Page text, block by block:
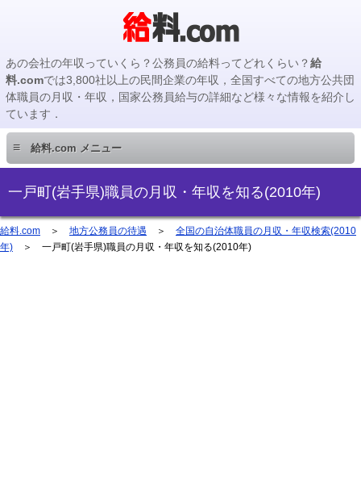
あの会社の年収っていくら？公務員の給料ってどれくらい？給
料.comでは3,800社以上の民間企業の年収，全国すべての地方公共団
体職員の月収・年収，国家公務員給与の詳細など様々な情報を紹介し
ています．
≡ 給料.com メニュー
民間企業編
国家公務員編
一戸町(岩手県)職員の月収・年収を知る(2010年)
給料.com ＞ 地方公務員の待遇 ＞ 全国の自治体職員の月収・年収検索(2010
年) ＞ 一戸町(岩手県)職員の月収・年収を知る(2010年)